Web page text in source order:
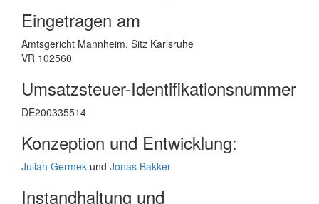
Eingetragen am
Amtsgericht Mannheim, Sitz Karlsruhe
VR 102560
Umsatzsteuer-Identifikationsnummer
DE200335514
Konzeption und Entwicklung:
Julian Germek und Jonas Bakker
Instandhaltung und